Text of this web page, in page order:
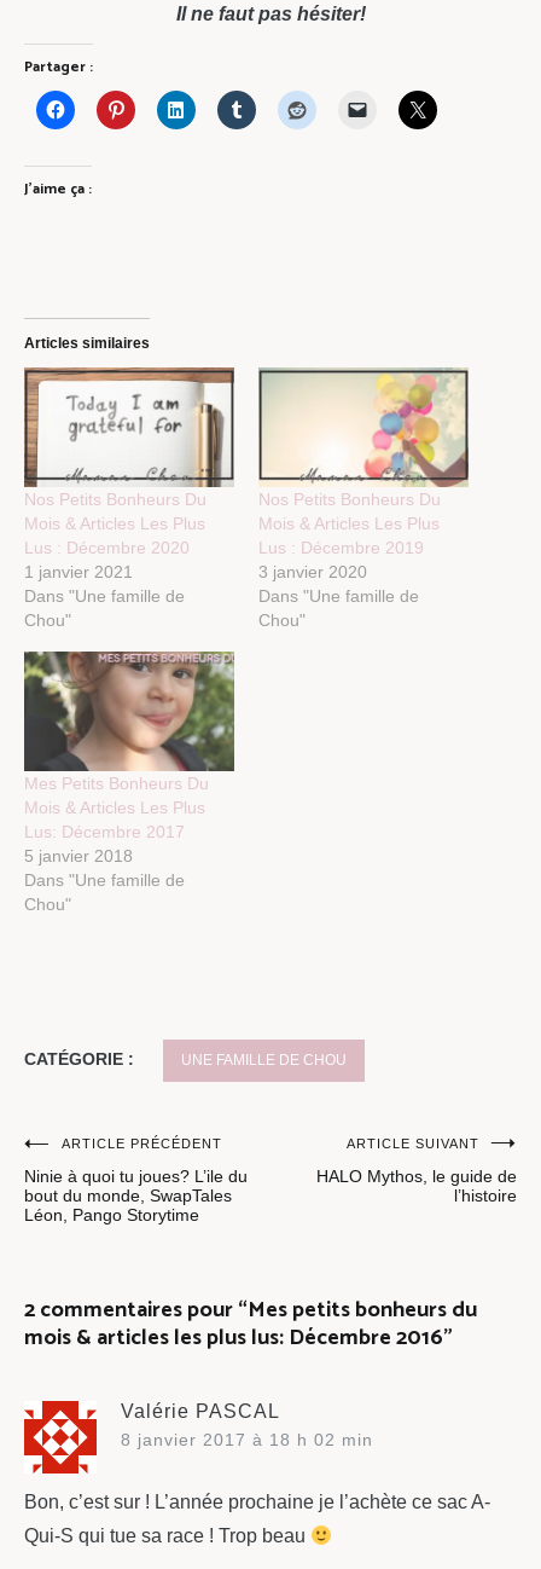
Il ne faut pas hésiter!
Partager :
J’aime ça :
Articles similaires
Nos Petits Bonheurs Du
Mois & Articles Les Plus
Lus : Décembre 2020
1 janvier 2021
Dans "Une famille de
Chou"
Nos Petits Bonheurs Du
Mois & Articles Les Plus
Lus : Décembre 2019
3 janvier 2020
Dans "Une famille de
Chou"
Mes Petits Bonheurs Du
Mois & Articles Les Plus
Lus: Décembre 2017
5 janvier 2018
Dans "Une famille de
Chou"
CATÉGORIE : UNE FAMILLE DE CHOU
Navigation
de
ARTICLE PRÉCÉDENT
Ninie à quoi tu joues? L’ile du
bout du monde, SwapTales
Léon, Pango Storytime
ARTICLE SUIVANT
HALO Mythos, le guide de
l’histoire
2 commentaires pour “Mes petits bonheurs du
mois & articles les plus lus: Décembre 2016”
Valérie PASCAL
8 janvier 2017 à 18 h 02 min
Bon, c’est sur ! L’année prochaine je l’achète ce sac A-
Qui-S qui tue sa race ! Trop beau